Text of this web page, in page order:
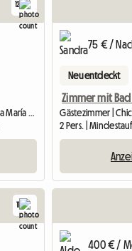
12
Gesamte Unterkunft | El Puerto de Sta María (11500) | 140 M2
75 € /
Neu entdeckt
2 Pers. |
11
400 € /